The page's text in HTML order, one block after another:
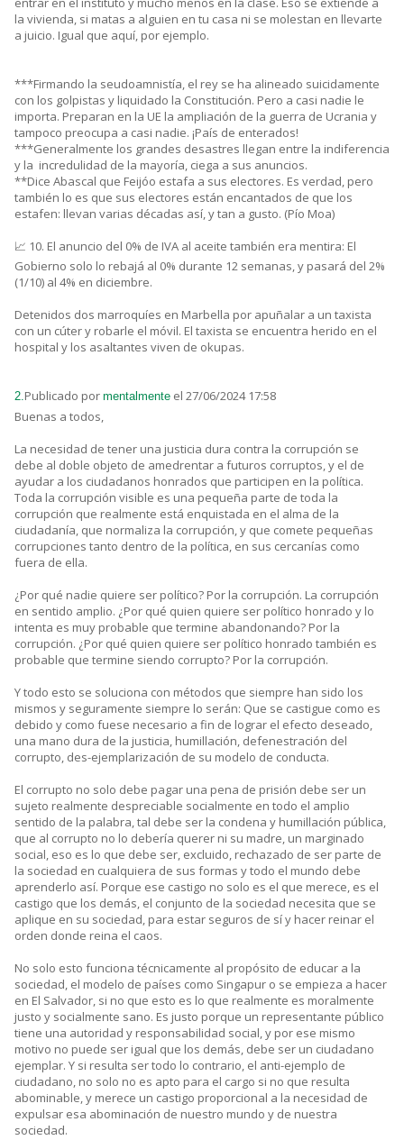
la vivienda, si matas a alguien en tu casa ni se molestan en llevarte
a juicio. Igual que aquí, por ejemplo.
***Firmando la seudoamnistía, el rey se ha alineado suicidamente
con los golpistas y liquidado la Constitución. Pero a casi nadie le
importa. Preparan en la UE la ampliación de la guerra de Ucrania y
tampoco preocupa a casi nadie. ¡País de enterados!
***Generalmente los grandes desastres llegan entre la indiferencia
y la incredulidad de la mayoría, ciega a sus anuncios.
**Dice Abascal que Feijóo estafa a sus electores. Es verdad, pero
también lo es que sus electores están encantados de que los
estafen: llevan varias décadas así, y tan a gusto. (Pío Moa)
📈 10. El anuncio del 0% de IVA al aceite también era mentira: El
Gobierno solo lo rebajá al 0% durante 12 semanas, y pasará del 2%
(1/10) al 4% en diciembre.
Detenidos dos marroquíes en Marbella por apuñalar a un taxista
con un cúter y robarle el móvil. El taxista se encuentra herido en el
hospital y los asaltantes viven de okupas.
2.Publicado por mentalmente el 27/06/2024 17:58
Buenas a todos,
La necesidad de tener una justicia dura contra la corrupción se
debe al doble objeto de amedrentar a futuros corruptos, y el de
ayudar a los ciudadanos honrados que participen en la política.
Toda la corrupción visible es una pequeña parte de toda la
corrupción que realmente está enquistada en el alma de la
ciudadanía, que normaliza la corrupción, y que comete pequeñas
corrupciones tanto dentro de la política, en sus cercanías como
fuera de ella.
¿Por qué nadie quiere ser político? Por la corrupción. La corrupción
en sentido amplio. ¿Por qué quien quiere ser político honrado y lo
intenta es muy probable que termine abandonando? Por la
corrupción. ¿Por qué quien quiere ser político honrado también es
probable que termine siendo corrupto? Por la corrupción.
Y todo esto se soluciona con métodos que siempre han sido los
mismos y seguramente siempre lo serán: Que se castigue como es
debido y como fuese necesario a fin de lograr el efecto deseado,
una mano dura de la justicia, humillación, defenestración del
corrupto, des-ejemplarización de su modelo de conducta.
El corrupto no solo debe pagar una pena de prisión debe ser un
sujeto realmente despreciable socialmente en todo el amplio
sentido de la palabra, tal debe ser la condena y humillación pública,
que al corrupto no lo debería querer ni su madre, un marginado
social, eso es lo que debe ser, excluido, rechazado de ser parte de
la sociedad en cualquiera de sus formas y todo el mundo debe
aprenderlo así. Porque ese castigo no solo es el que merece, es el
castigo que los demás, el conjunto de la sociedad necesita que se
aplique en su sociedad, para estar seguros de sí y hacer reinar el
orden donde reina el caos.
No solo esto funciona técnicamente al propósito de educar a la
sociedad, el modelo de países como Singapur o se empieza a hacer
en El Salvador, si no que esto es lo que realmente es moralmente
justo y socialmente sano. Es justo porque un representante público
tiene una autoridad y responsabilidad social, y por ese mismo
motivo no puede ser igual que los demás, debe ser un ciudadano
ejemplar. Y si resulta ser todo lo contrario, el anti-ejemplo de
ciudadano, no solo no es apto para el cargo si no que resulta
abominable, y merece un castigo proporcional a la necesidad de
expulsar esa abominación de nuestro mundo y de nuestra
sociedad.